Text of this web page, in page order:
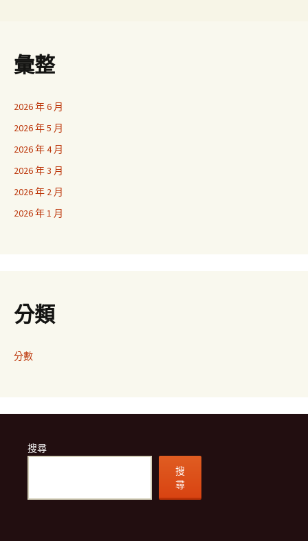
彙整
2026 年 6 月
2026 年 5 月
2026 年 4 月
2026 年 3 月
2026 年 2 月
2026 年 1 月
分類
分數
搜尋
搜
尋